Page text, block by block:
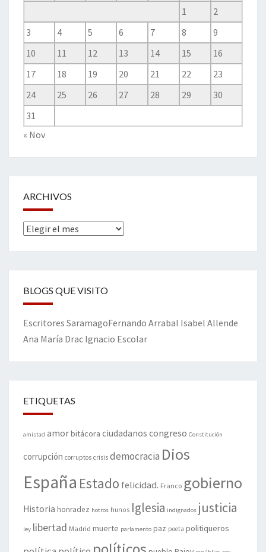
1
2
3
4 5 6 7 8
9
10
11 12 13 14 15
16
17
18 19 20 21 22
23
24
25 26 27 28 29
30
31
« Nov
ARCHIVOS
Archivos
BLOGS QUE VISITO
Escritores SaramagoFernando Arrabal Isabel Allende
Ana María Drac Ignacio Escolar
ETIQUETAS
amistad amorbitácora ciudadanos congreso Constitución
corrupción corruptos crisis democracia Dios
España Estado felicidad. Franco gobierno
Historia honradez hotros hunos Iglesia indignados justicia
ley libertad Madrid muerte parlamento paz poeta politiqueros